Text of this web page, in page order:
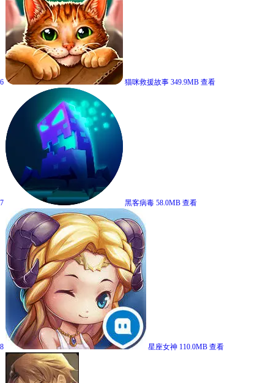
6 猫咪救援故事 349.9MB 查看
7 黑客病毒 58.0MB 查看
8 星座女神 110.0MB 查看